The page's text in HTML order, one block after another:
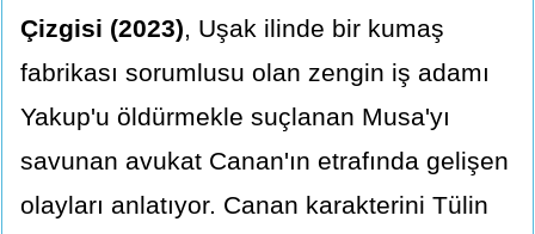
Çizgisi (2023), Uşak ilinde bir kumaş
fabrikası sorumlusu olan zengin iş adamı
Yakup'u öldürmekle suçlanan Musa'yı
savunan avukat Canan'ın etrafında gelişen
olayları anlatıyor. Canan karakterini Tülin